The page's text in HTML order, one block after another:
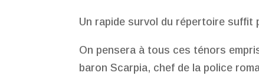
Un rapide survol du répertoire suffit
On pensera à tous ces ténors
baron Scarpia, chef de la police